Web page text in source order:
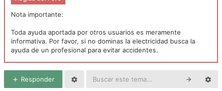
Nota importante:
Toda ayuda aportada por otros usuarios es meramente
informativa. Por favor, si no dominas la electricidad busca la
ayuda de un profesional para evitar accidentes.
Responder